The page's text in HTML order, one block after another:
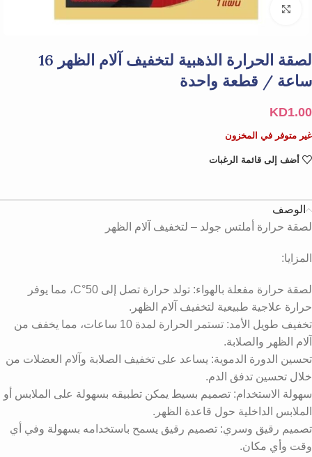
Click to enlarge
لصقة الحرارة الذهبية لتخفيف آلام الظهر 16
ساعة / قطعة واحدة
KD1.00
غير متوفر في المخزون
أضف إلى قائمة الرغبات
الوصف
لصقة حرارة أملتس جولد – لتخفيف آلام الظهر
المزايا:
لصقة حرارة مفعلة بالهواء: تولد حرارة تصل إلى 50°C، مما يوفر
حرارة علاجية طبيعية لتخفيف آلام الظهر.
تخفيف طويل الأمد: تستمر الحرارة لمدة 10 ساعات، مما يخفف من
آلام الظهر والصلابة.
تحسين الدورة الدموية: يساعد على تخفيف الصلابة وآلام العضلات من
خلال تحسين تدفق الدم.
سهولة الاستخدام: تصميم بسيط يمكن تطبيقه بسهولة على الملابس أو
الملابس الداخلية حول قاعدة الظهر.
تصميم رقيق وسري: تصميم رقيق يسمح باستخدامه بسهولة وفي أي
وقت وأي مكان.